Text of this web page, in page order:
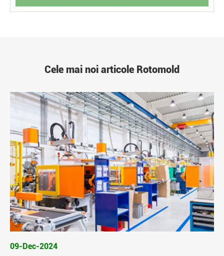
Cele mai noi articole Rotomold
09-Dec-2024